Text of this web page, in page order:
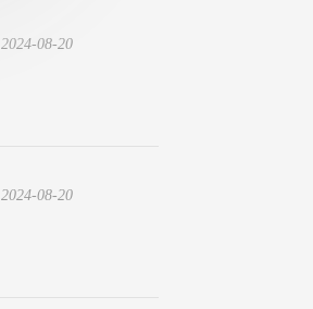
2024-08-20
2024-08-20